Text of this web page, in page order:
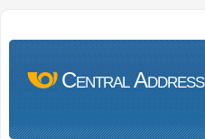
Central Address